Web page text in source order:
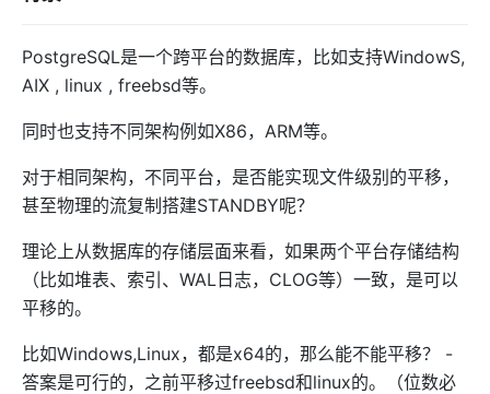
PostgreSQL是一个跨平台的数据库，比如支持WindowS,
AIX , linux , freebsd等。
同时也支持不同架构例如X86，ARM等。
对于相同架构，不同平台，是否能实现文件级别的平移，
甚至物理的流复制搭建STANDBY呢？
理论上从数据库的存储层面来看，如果两个平台存储结构
（比如堆表、索引、WAL日志，CLOG等）一致，是可以
平移的。
比如Windows,Linux，都是x64的，那么能不能平移？ -
答案是可行的，之前平移过freebsd和linux的。（位数必